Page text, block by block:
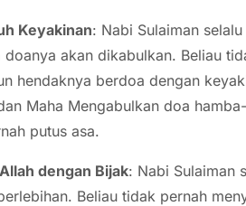
Keyakinan: Nabi Sulaiman
akan dikabulkan. Beliau
hendaknya berdoa dengan
Maha Mengabulkan doa
putus asa.
dengan Bijak: Nabi Sulaiman
Beliau tidak pernah